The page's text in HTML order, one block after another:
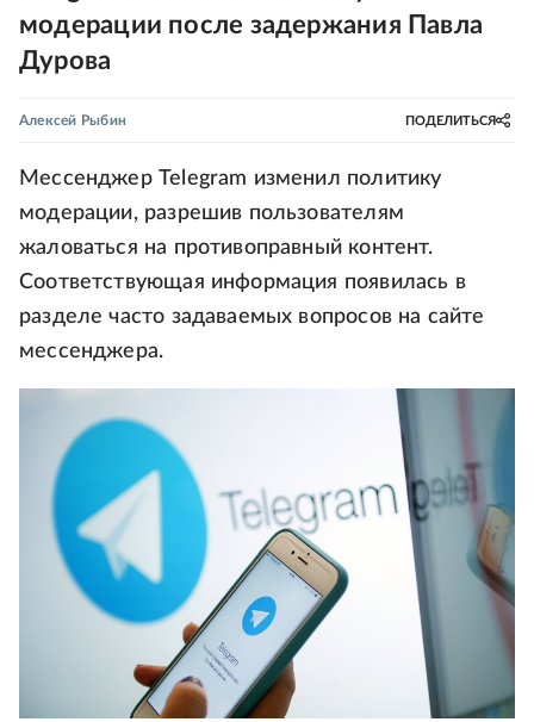
модерации после задержания Павла
Дурова
Алексей Рыбин ПОДЕЛИТЬСЯ
Мессенджер Telegram изменил политику
модерации, разрешив пользователям
жаловаться на противоправный контент.
Соответствующая информация появилась в
разделе часто задаваемых вопросов на сайте
мессенджера.